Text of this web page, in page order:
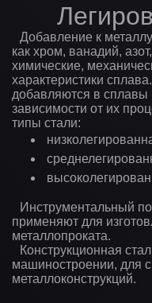
Добавление к
как хром, ванадий,
химические,
характеристики
добавляются в сплавы
зависимости от их
типы стали:
Инструментальный
применяют для
металлопроката.
Конструкционная
машиностроении, для
металлоконструкций.